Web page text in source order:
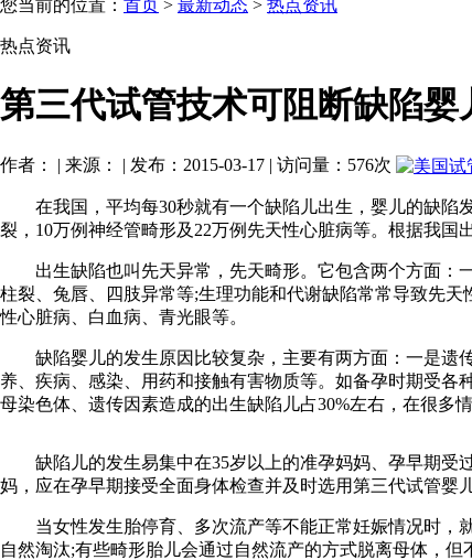
您当前的位置： 首页 > 最新动态 > 热点资讯
热点资讯
第三代试管技术可阻断缺陷婴
作者： | 来源： | 发布：2015-03-17 | 访问量：576次
在我国，平均每30秒就有一个缺陷儿出生，婴儿的缺陷发
裂，10万例神经管畸形及22万例先天性心脏病等。根据我
出生缺陷也叫先天异常，先天畸形。它包含两个方面：一
柱裂、兔唇、四肢异常等;生理功能和代谢缺陷常常导致先
性心脏病、白血病、青光眼等。
缺陷婴儿的发生原因比较复杂，主要有两方面：一是遗
养、疾病、感染、用药和接触有害物质等。如备孕时期受
母染色体、遗传因素造成的出生缺陷儿占30%左右，在很多
缺陷儿的发生易集中在35岁以上的准孕妈妈、孕早期受
妈，应在孕早期接受全面身体检查并及时选用第三代试管婴
当女性发生胎停育、多次流产等不能正常妊娠情况时，就
自然淘汰;有些畸形胎儿会通过自然流产的方式脱离母体，